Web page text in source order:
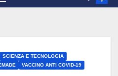
SCIENZA E TECNOLOGIA
VACCINO ANTI COVID-19